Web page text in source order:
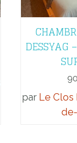
DESSYAG
par Le Clos